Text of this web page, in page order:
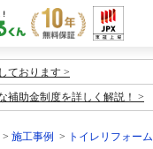
ております
補助金制度を詳しく解説！
施工事例 トイレリフォーム